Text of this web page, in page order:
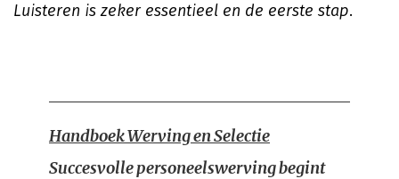
Luisteren is zeker essentieel en de eerste stap.
Handboek Werving en Selectie
Succesvolle personeelswerving begint